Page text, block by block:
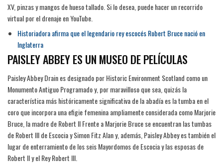
XV, pinzas y mangos de hueso tallado. Si lo desea, puede hacer un recorrido
virtual por el drenaje en YouTube.
Historiadora afirma que el legendario rey escocés Robert Bruce nació en
Inglaterra
PAISLEY ABBEY ES UN MUSEO DE PELÍCULAS
Paisley Abbey Drain es designado por Historic Environment Scotland como un
Monumento Antiguo Programado y, por maravilloso que sea, quizás la
característica más históricamente significativa de la abadía es la tumba en el
coro que incorpora una efigie femenina ampliamente considerada como Marjorie
Bruce, la madre de Robert II Frente a Marjorie Bruce se encuentran las tumbas
de Robert III de Escocia y Simon Fitz Alan y, además, Paisley Abbey es también el
lugar de enterramiento de los seis Mayordomos de Escocia y las esposas de
Robert II y el Rey Robert III.